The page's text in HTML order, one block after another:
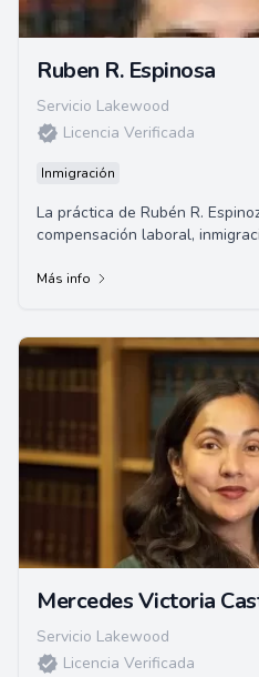
Ruben R. Espinosa
Servicio Lakewood
Licencia Verificada
Inmigración
La práctica de Rubén R.
compensación laboral,
Más info
Mercedes Victoria
Servicio Lakewood
Licencia Verificada